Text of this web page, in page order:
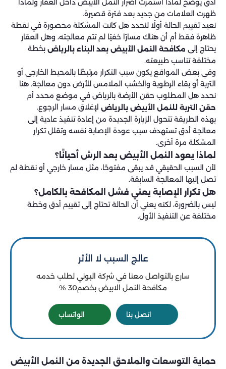
أدق يوضح لماذا استمرت أضرار النمل الأبيض داخل العقار ولماذا
ظهرت العلامات من جديد بعد فترة قصيرة.
نعيد تقييم الحالة أولًا لنحدد هل كانت المشكلة محصورة في نقطة
ظاهرة فقط أم أن هناك مسارًا خفيًا لم تتم معالجته، وهل العقار
يحتاج إلى مكافحة النمل الأبيض بعد البناء بالرياضبخطة
مختلفة تناسب طبيعته.
وفي بعض المواقع يكون سبب التكرار مرتبطًا بالمحيط الخارجي أو
التربة أو بقاء الرطوبة والخشب الملامس للأرض دون معالجة. هنا
نحدد هل المطلوب حقن الأرضة بالرياض في موضع محدد أم
حقن التربة للنمل الأبيض بالرياضلإغلاق مسار الرجوع.
بهذه الطريقة تتحول الزيارة الجديدة من إعادة تنفيذ عادية إلى
معالجة أدق تستهدف سبب عودة الإصابة نفسه وتقلل تكرار
المشكلة مرة أخرى.
لماذا يعود النمل الأبيض بعد الرش أحيانًا؟
لأن السبب الحقيقي قد يبقى مفتوحًا، مثل مسار خارجي أو نقطة لم
تصل إليها المعالجة السابقة.
هل تكرار الإصابة يعني فشل المكافحة بالكامل؟
ليس بالضرورة، لكنه يعني أن الحالة تحتاج إلى تقييم أدق وخطة
مختلفة عن التنفيذ الأول.
عالج السبب لا الأثر
سارع بالتواصل معنا في شركة البوني لطلب خدمه
مكافحة النمل الابيض بخصم30 %
اتصل بنا الواتساب
حماية التوسعات والملاحق الجديدة من النمل الأبيض